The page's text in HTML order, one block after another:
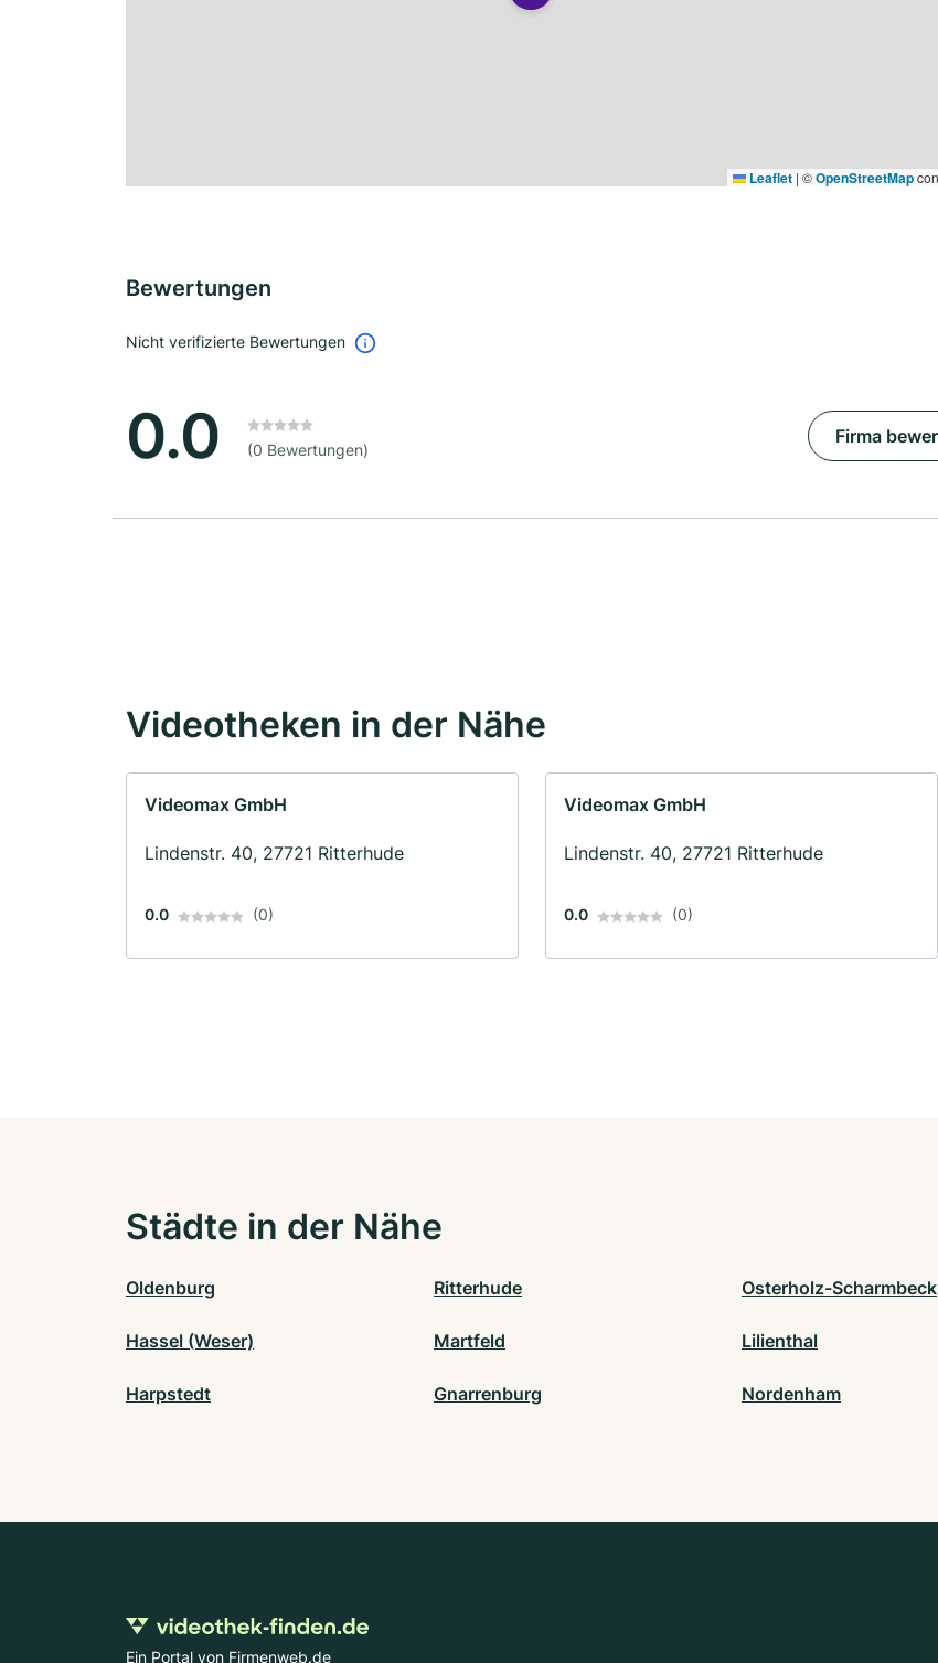
Leaflet | ©OpenStreetMap
Bewertungen
Nicht verifizierte Bewertungen
0.0 (0 Bewertungen)
Firma
Videotheken in der Nähe
Videomax GmbH
Lindenstr. 40, 27721 Ritterhude
0.0 (0)
Videomax GmbH
Lindenstr. 40, 27721 Ritterhude
0.0 (0)
Städte in der Nähe
Oldenburg Ritterhude Osterholz-Scharmbeck
Hassel (Weser) Martfeld Lilienthal
Harpstedt Gnarrenburg Nordenham
Ein Portal von Firmenweb.de